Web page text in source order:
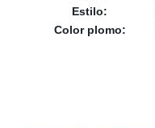
Estilo:
Color plomo: